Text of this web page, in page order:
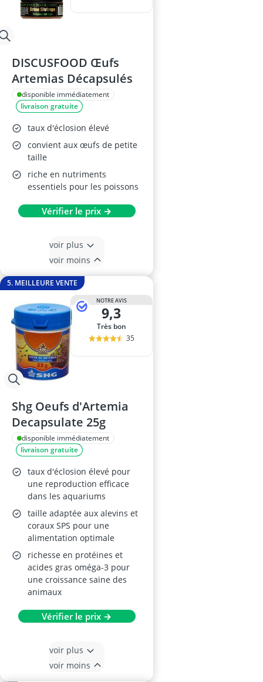
DISCUSFOOD Œufs
Artemias Décapsulés
disponible immédiatement
livraison gratuite
taux d'éclosion élevé
convient aux œufs de petite
taille
riche en nutriments
essentiels pour les poissons
Vérifier le prix →
voir plus
voir moins
5. MEILLEURE VENTE
NOTRE AVIS
9,3
Très bon
35
Shg Oeufs d'Artemia
Decapsulate 25g
disponible immédiatement
livraison gratuite
taux d'éclosion élevé pour
une reproduction efficace
dans les aquariums
taille adaptée aux alevins et
coraux SPS pour une
alimentation optimale
richesse en protéines et
acides gras oméga-3 pour
une croissance saine des
animaux
Vérifier le prix →
voir plus
voir moins